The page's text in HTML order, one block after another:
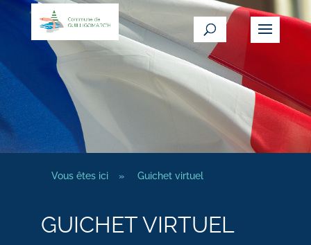
Vous êtes ici » Guichet virtuel
GUICHET VIRTUEL